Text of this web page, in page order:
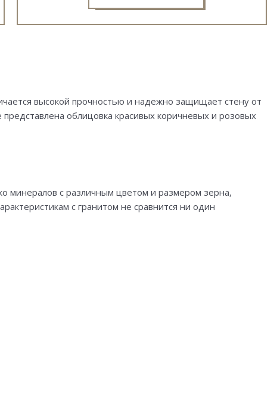
высокой прочностью и надежно защищает стену от
облицовка красивых коричневых и розовых
минералов с различным цветом и размером зерна,
с гранитом не сравнится ни один